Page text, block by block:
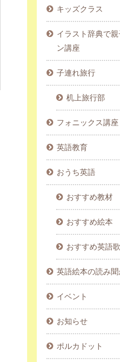
キッズクラス
イラスト辞典で
ン講座
子連れ旅行
机上旅行部
フォニックス講座
英語教育
おうち英語
おすすめ教材
おすすめ絵本
おすすめ英語歌
英語絵本の読み
イベント
お知らせ
ポルカドット